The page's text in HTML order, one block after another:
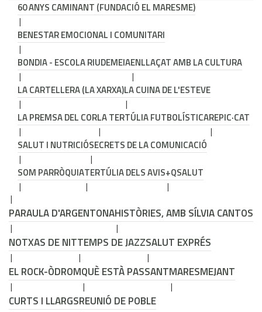
60 ANYS CAMINANT (FUNDACIÓ EL MARESME)
BENESTAR EMOCIONAL I COMUNITARI
BONDIA - ESCOLA RIUDEMEIAENLLAÇAT AMB LA CULTURA
LA CARTELLERA (LA XARXA)LA CUINA DE L'ESTEVE
LA PREMSA DEL CORLA TERTÚLIA FUTBOLÍSTICAREPIC·CAT
SALUT I NUTRICIÓSECRETS DE LA COMUNICACIÓ
SOM PARRÒQUIATERTÚLIA DELS AVIS+QSALUT
PARAULA D'ARGENTONAHISTÒRIES, AMB SÍLVIA CANTOS
NOTXAS DE NITTEMPS DE JAZZSALUT EXPRÉS
EL ROCK-ÒDROMQUÈ ESTÀ PASSANTMARESMEJANT
CURTS I LLARGSREUNIÓ DE POBLE